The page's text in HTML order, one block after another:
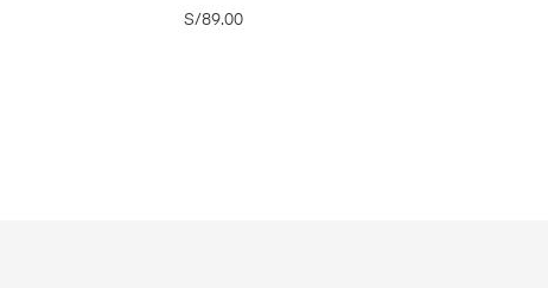
S/89.00